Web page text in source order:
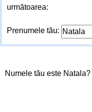
următoarea:
Prenumele tău:
Numele tău este Natala?